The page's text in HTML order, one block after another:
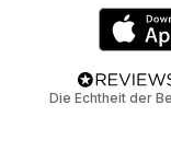
Die Echtheit der